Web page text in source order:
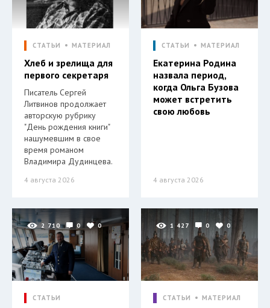
СТАТЬИ МАТЕРИАЛ
Хлеб и зрелища для
первого секретаря
Писатель Сергей
Литвинов продолжает
авторскую рубрику
"День рождения книги"
нашумевшим в свое
время романом
Владимира Дудинцева.
4 августа 2026
СТАТЬИ МАТЕРИАЛ
Екатерина Родина
назвала период,
когда Ольга Бузова
может встретить
свою любовь
4 августа 2026
2 710 0 0
СТАТЬИ
1 427 0 0
СТАТЬИ МАТЕРИАЛ